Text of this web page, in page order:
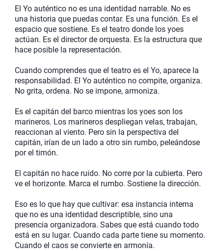
El Yo auténtico no es una identidad narrable. No es
una historia que puedas contar. Es una función. Es el
espacio que sostiene. Es el teatro donde los yoes
actúan. Es el director de orquesta. Es la estructura que
hace posible la representación.
Cuando comprendes que el teatro es el Yo, aparece la
responsabilidad. El Yo auténtico no compite, organiza.
No grita, ordena. No se impone, armoniza.
Es el capitán del barco mientras los yoes son los
marineros. Los marineros despliegan velas, trabajan,
reaccionan al viento. Pero sin la perspectiva del
capitán, irían de un lado a otro sin rumbo, peleándose
por el timón.
El capitán no hace ruido. No corre por la cubierta. Pero
ve el horizonte. Marca el rumbo. Sostiene la dirección.
Eso es lo que hay que cultivar: esa instancia interna
que no es una identidad descriptible, sino una
presencia organizadora. Sabes que está cuando todo
está en su lugar. Cuando cada parte tiene su momento.
Cuando el caos se convierte en armonía.